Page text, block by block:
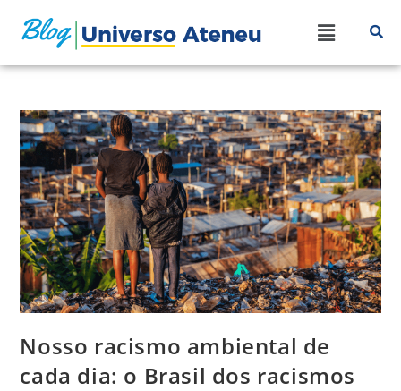
Nosso racismo ambiental de
cada dia: o Brasil dos racismos